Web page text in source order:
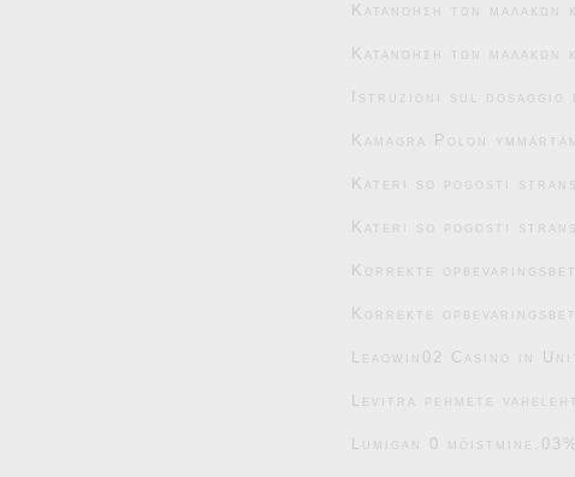
Κατανόηση των μαλακών
Κατανόηση των μαλακών
Istruzioni sul dosaggio
Kamagra Polon
Kateri so pogosti
Kateri so pogosti
Korrekte
Korrekte
Leaowin02 Casino in
Levitra pehmete
Lumigan 0